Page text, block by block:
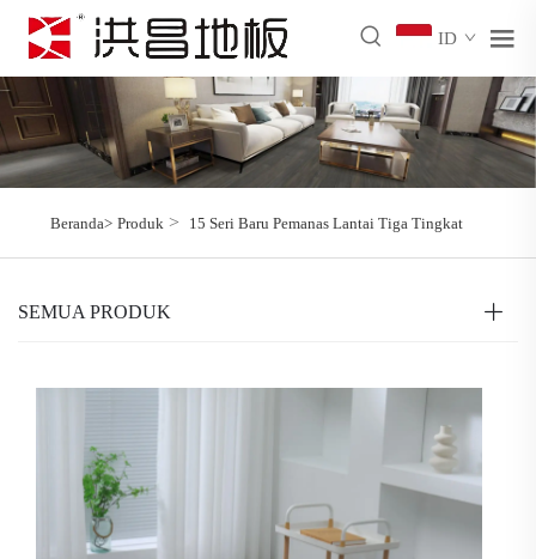
ID
Beranda> Produk > 15 Seri Baru Pemanas Lantai Tiga Tingkat
SEMUA PRODUK